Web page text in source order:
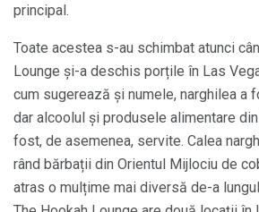
principal.
Toate acestea s-au schimbat atunci
Lounge și-a deschis porțile în Las
cum sugerează și numele, narghilea a
dar alcoolul și produsele alimentare
fost, de asemenea, servite. Calea
rând bărbații din Orientul Mijlociu de
atras o mulțime mai diversă de-a